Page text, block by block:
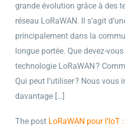
grande évolution grâce à des
réseau LoRaWAN. Il s’agit
principalement dans la
longue portée. Que devez-
technologie LoRaWAN ?
Qui peut l’utiliser ? Nous vous
davantage […]
The post LoRaWAN pour l’IoT